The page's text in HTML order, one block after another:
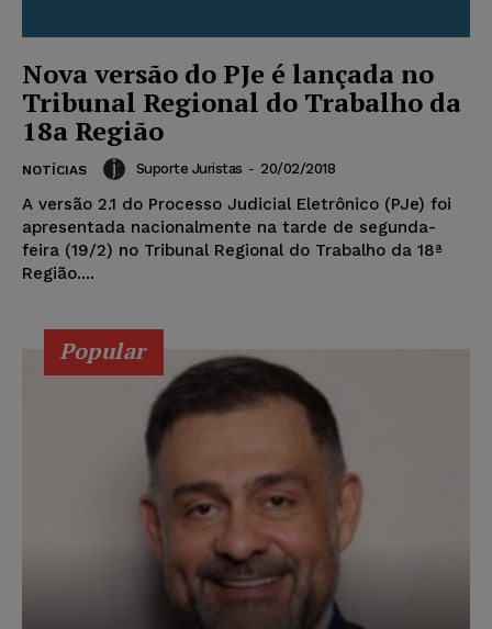
Nova versão do PJe é lançada no
Tribunal Regional do Trabalho da
18a Região
NOTÍCIAS Suporte Juristas - 20/02/2018
A versão 2.1 do Processo Judicial Eletrônico (PJe) foi
apresentada nacionalmente na tarde de segunda-
feira (19/2) no Tribunal Regional do Trabalho da 18ª
Região....
Popular